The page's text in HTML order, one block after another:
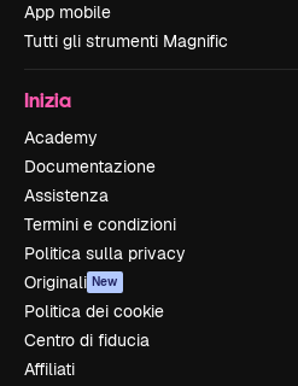
App mobile
Tutti gli strumenti Magnific
Inizia
Academy
Documentazione
Assistenza
Termini e condizioni
Politica sulla privacy
Originali New
Politica dei cookie
Centro di fiducia
Affiliati